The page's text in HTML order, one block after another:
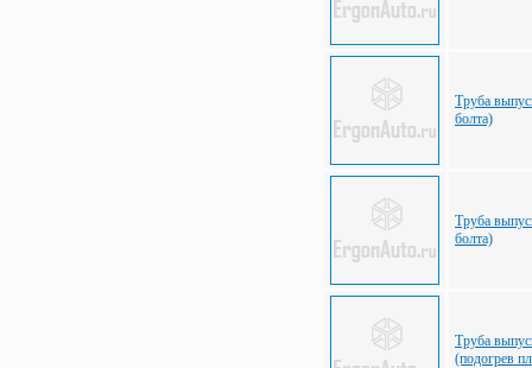
Труба
болта)
Труба
болта)
Труба
(подогрев